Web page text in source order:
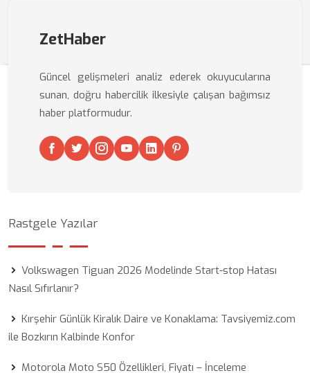
ZetHaber
Güncel gelişmeleri analiz ederek okuyucularına
sunan, doğru habercilik ilkesiyle çalışan bağımsız
haber platformudur.
Rastgele Yazılar
Volkswagen Tiguan 2026 Modelinde Start-stop Hatası
Nasıl Sıfırlanır?
Kırşehir Günlük Kiralık Daire ve Konaklama: Tavsiyemiz.com
ile Bozkırın Kalbinde Konfor
Motorola Moto S50 Özellikleri, Fiyatı – İnceleme